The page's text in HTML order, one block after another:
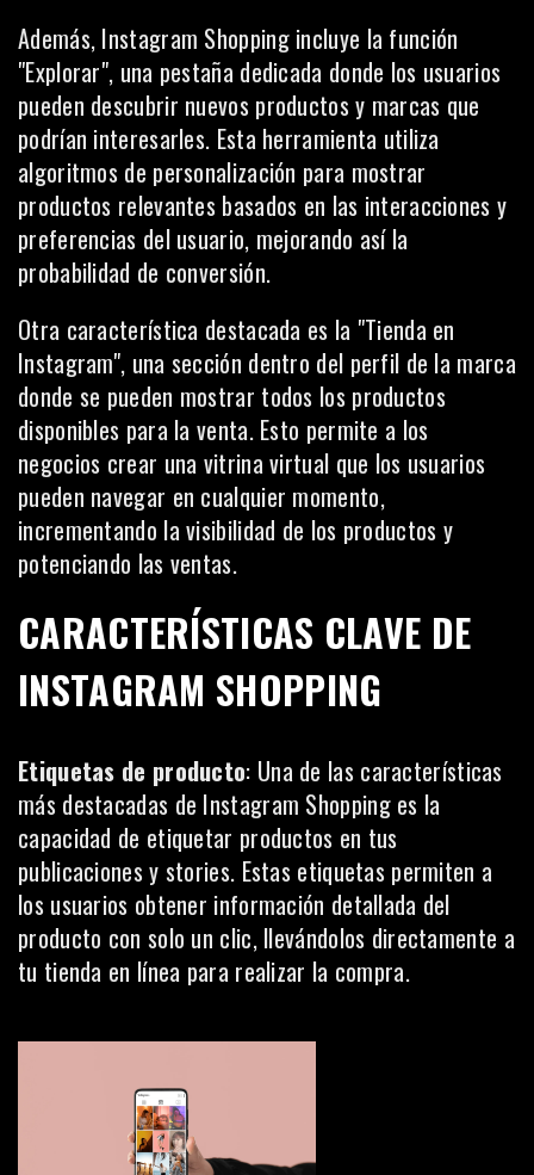
Además, Instagram Shopping incluye la función
"Explorar", una pestaña dedicada donde los usuarios
pueden descubrir nuevos productos y marcas que
podrían interesarles. Esta herramienta utiliza
algoritmos de personalización para mostrar
productos relevantes basados en las interacciones y
preferencias del usuario, mejorando así la
probabilidad de conversión.
Otra característica destacada es la "Tienda en
Instagram", una sección dentro del perfil de la marca
donde se pueden mostrar todos los productos
disponibles para la venta. Esto permite a los
negocios crear una vitrina virtual que los usuarios
pueden navegar en cualquier momento,
incrementando la visibilidad de los productos y
potenciando las ventas.
CARACTERÍSTICAS CLAVE DE
INSTAGRAM SHOPPING
Etiquetas de producto: Una de las características
más destacadas de Instagram Shopping es la
capacidad de etiquetar productos en tus
publicaciones y stories. Estas etiquetas permiten a
los usuarios obtener información detallada del
producto con solo un clic, llevándolos directamente a
tu tienda en línea para realizar la compra.